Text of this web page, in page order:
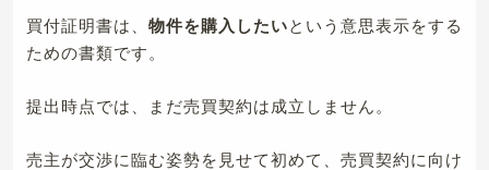
買付証明書は、 物件を購入したい という意思表示をする
ための書類です。
提出時点では、まだ売買契約は成立しません。
売主が交渉に臨む姿勢を見せて初めて、売買契約に向け